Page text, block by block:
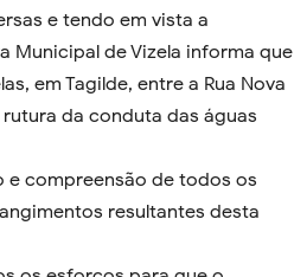
e tendo em vista a
Municipal de Vizela informa que
em Tagilde, entre a Rua Nova
da conduta das águas
e compreensão de todos os
resultantes desta